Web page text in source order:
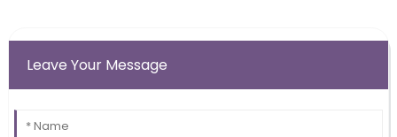
Leave Your Message